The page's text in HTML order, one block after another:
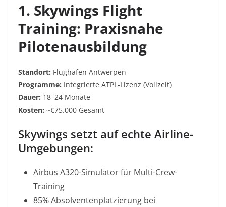
1. Skywings Flight
Training: Praxisnahe
Pilotenausbildung
Standort: Flughafen Antwerpen
Programme: Integrierte ATPL-Lizenz (Vollzeit)
Dauer: 18–24 Monate
Kosten: ~€75.000 Gesamt
Skywings setzt auf echte Airline-
Umgebungen:
Airbus A320-Simulatorfür Multi-Crew-
Training
85% Absolventenplatzierung bei